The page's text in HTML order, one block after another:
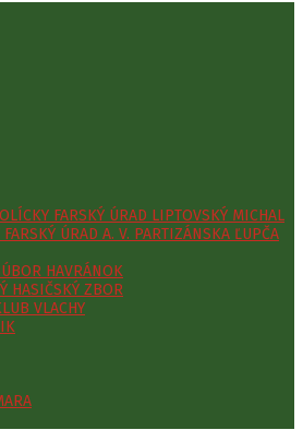
FARSKÝ ÚRAD LIPTOVSKÝ MICHAL
FARSKÝ ÚRAD A. V. PARTIZÁNSKA ĽUPČA
HAVRÁNOK
HASIČSKÝ ZBOR
VLACHY